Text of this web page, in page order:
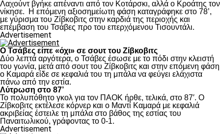
Λαχούντ βγήκε απέναντι από τον Κοτάρσκι, αλλά ο Κροάτης τον
νίκησε. Η επόμενη αξιοσημείωτη φάση καταγράφηκε στο 78’,
με γύρισμα του Ζίβκοβιτς στην καρδιά της περιοχής και
επέμβαση του Τσάβες προ του επερχόμενου Τισουντάλι.
Advertisement
Ο Τσάβες είπε «όχι» σε σουτ του Ζίβκοβιτς
Δύο λεπτά αργότερα, ο Τσάβες έσωσε με το πόδι στην κλειστή
του γωνία, μετά από σουτ του Ζίβκοβιτς και στην επόμενη φάση
ο Καμαρά είδε σε κεφαλιά του τη μπάλα να φεύγει ελάχιστα
πάνω από την εστία.
Λύτρωση στο 87’
Το πολυπόθητο γκολ για τον ΠΑΟΚ ήρθε, τελικά, στο 87′. Ο
Ζίβκοβιτς εκτέλεσε κόρνερ και ο Μαντί Καμαρά με κεφαλιά
ακριβείας έστειλε τη μπάλα στο βάθος της εστίας του
Παναιτωλικού, γράφοντας το 0-1.
Advertisement